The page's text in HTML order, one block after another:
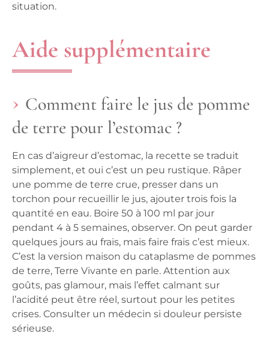
situation.
Aide supplémentaire
Comment faire le jus de pomme
de terre pour l’estomac ?
En cas d’aigreur d’estomac, la recette se traduit
simplement, et oui c’est un peu rustique. Râper
une pomme de terre crue, presser dans un
torchon pour recueillir le jus, ajouter trois fois la
quantité en eau. Boire 50 à 100 ml par jour
pendant 4 à 5 semaines, observer. On peut garder
quelques jours au frais, mais faire frais c’est mieux.
C’est la version maison du cataplasme de pommes
de terre, Terre Vivante en parle. Attention aux
goûts, pas glamour, mais l’effet calmant sur
l’acidité peut être réel, surtout pour les petites
crises. Consulter un médecin si douleur persiste
sérieuse.